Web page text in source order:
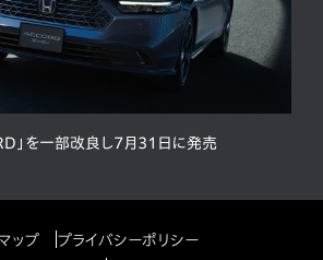
」を一部改良し7月31日に発売
ップ
プライバシーポリシー